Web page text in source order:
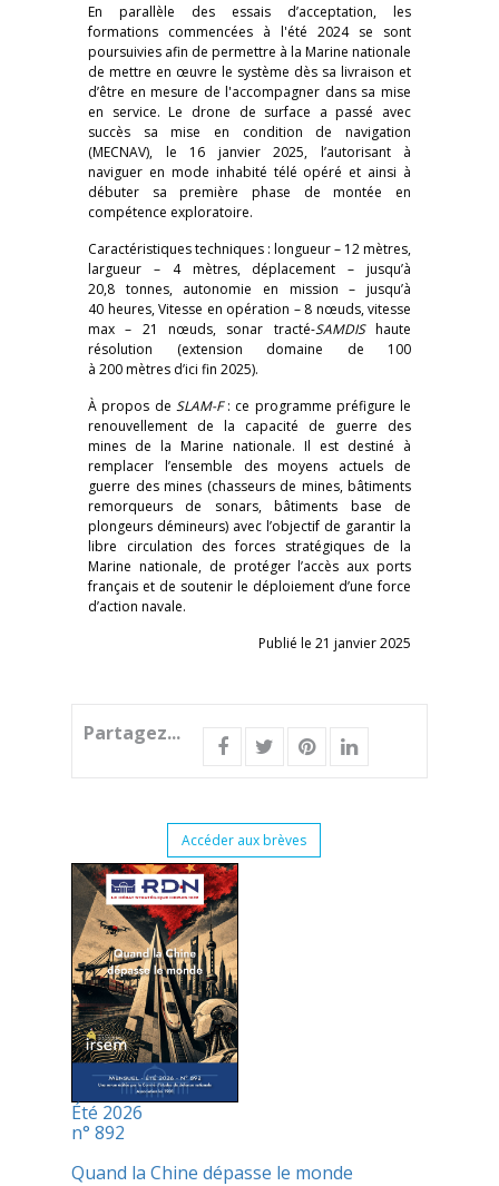
En parallèle des essais d’acceptation, les
formations commencées à l'été 2024 se sont
poursuivies afin de permettre à la Marine nationale
de mettre en œuvre le système dès sa livraison et
d’être en mesure de l'accompagner dans sa mise
en service. Le drone de surface a passé avec
succès sa mise en condition de navigation
(MECNAV), le 16 janvier 2025, l’autorisant à
naviguer en mode inhabité télé opéré et ainsi à
débuter sa première phase de montée en
compétence exploratoire.
Caractéristiques techniques : longueur – 12 mètres,
largueur – 4 mètres, déplacement – jusqu’à
20,8 tonnes, autonomie en mission – jusqu’à
40 heures, Vitesse en opération – 8 nœuds, vitesse
max – 21 nœuds, sonar tracté-SAMDIShaute
résolution (extension domaine de 100
à 200 mètres d’ici fin 2025).
À propos de SLAM-F: ce programme préfigure le
renouvellement de la capacité de guerre des
mines de la Marine nationale. Il est destiné à
remplacer l’ensemble des moyens actuels de
guerre des mines (chasseurs de mines, bâtiments
remorqueurs de sonars, bâtiments base de
plongeurs démineurs) avec l’objectif de garantir la
libre circulation des forces stratégiques de la
Marine nationale, de protéger l’accès aux ports
français et de soutenir le déploiement d’une force
d’action navale.
Publié le 21 janvier 2025
Partagez...
Accéder aux brèves
Été 2026
n° 892
Quand la Chine dépasse le monde